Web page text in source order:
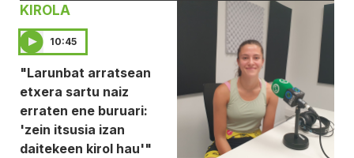
KIROLA
10:45
"Larunbat arratsean
etxera sartu naiz
erraten ene buruari:
'zein itsusia izan
daitekeen kirol hau'"